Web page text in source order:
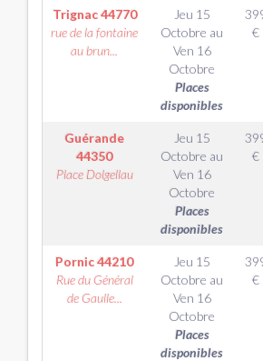
Trignac44770
rue de la fontaine
au brun...
Jeu 15
Octobre au
Ven 16
Octobre
Places
disponibles
€
Guérande
44350
Place Dolgellau
Jeu 15
Octobre au
Ven 16
Octobre
Places
disponibles
€
Pornic44210
Rue du Général
de Gaulle...
Jeu 15
Octobre au
Ven 16
Octobre
Places
disponibles
€